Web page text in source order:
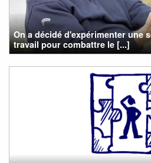
On a décidé d'expérimenter une
travail pour combattre le [...]